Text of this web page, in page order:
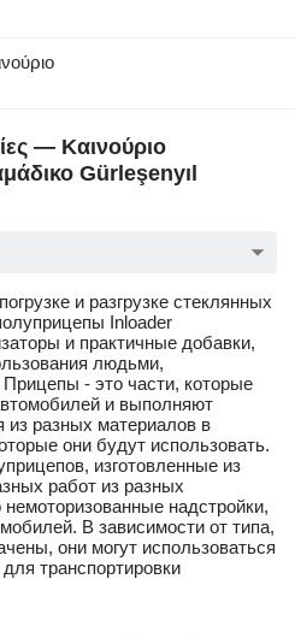
— Καινούριο
Gürleşenyıl
и разгрузке стеклянных
Inloader
и практичные добавки,
людьми,
- это части, которые
и выполняют
из разных материалов в
они будут использовать.
изготовленные из
работ из разных
надстройки,
В зависимости от типа,
они могут использоваться
транспортировки